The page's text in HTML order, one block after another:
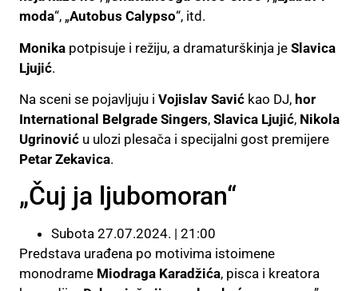
moda“, „Autobus Calypso“, itd.
Monika potpisuje i režiju, a dramaturškinja je Slavica
Ljujić.
Na sceni se pojavljuju i Vojislav Savić kao DJ, hor
International Belgrade Singers, Slavica Ljujić, Nikola
Ugrinović u ulozi plesača i specijalni gost premijere
Petar Zekavica.
„Čuj ja ljubomoran“
Subota 27.07.2024. | 21:00
Predstava urađena po motivima istoimene
monodrame Miodraga Karadžića, pisca i kreatora